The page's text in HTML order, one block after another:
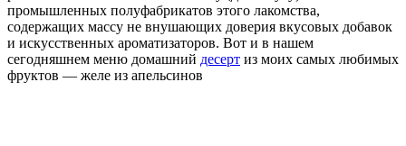
промышленных полуфабрикатов этого лакомства,
содержащих массу не внушающих доверия вкусовых добавок
и искусственных ароматизаторов. Вот и в нашем
сегодняшнем меню домашний десерт из моих самых любимых
фруктов — желе из апельсинов